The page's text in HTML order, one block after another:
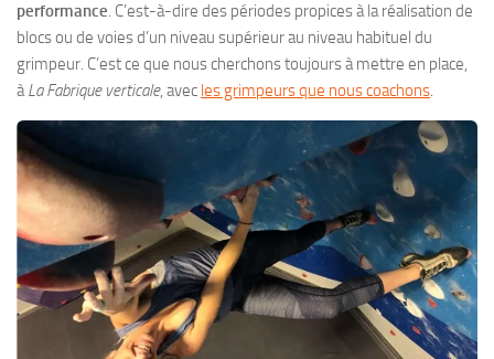
performance. C’est-à-dire des périodes propices à la réalisation de
blocs ou de voies d’un niveau supérieur au niveau habituel du
grimpeur. C’est ce que nous cherchons toujours à mettre en place,
àLa Fabrique verticale, avec les grimpeurs que nous coachons.